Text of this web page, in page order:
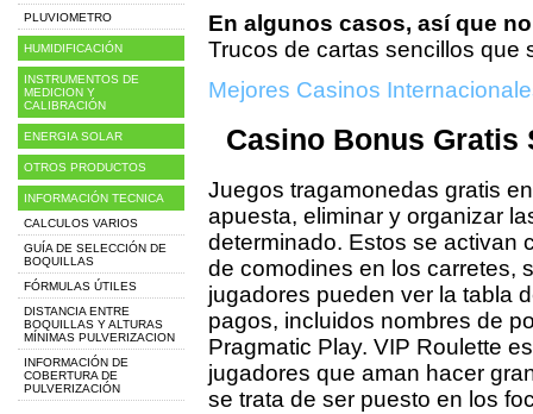
En algunos casos, así que
Trucos de cartas sencillos que
Mejores Casinos
Casino Bonus Gratis
Juegos tragamonedas gratis
apuesta, eliminar y organizar
determinado. Estos se activan
de comodines en los carretes,
jugadores pueden ver la tabla
pagos, incluidos nombres de
Pragmatic Play. VIP Roulette
jugadores que aman hacer
se trata de ser puesto en los
PLUVIOMETRO
HUMIDIFICACIÓN
INSTRUMENTOS DE
MEDICION Y
CALIBRACIÓN
ENERGIA SOLAR
OTROS PRODUCTOS
INFORMACIÓN TECNICA
CALCULOS VARIOS
GUÍA DE SELECCIÓN DE
BOQUILLAS
FÓRMULAS ÚTILES
DISTANCIA ENTRE
BOQUILLAS Y ALTURAS
MÍNIMAS PULVERIZACION
INFORMACIÓN DE
COBERTURA DE
PULVERIZACIÓN